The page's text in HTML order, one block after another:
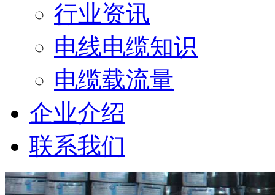
行业资讯
电线电缆知识
电缆载流量
企业介绍
联系我们